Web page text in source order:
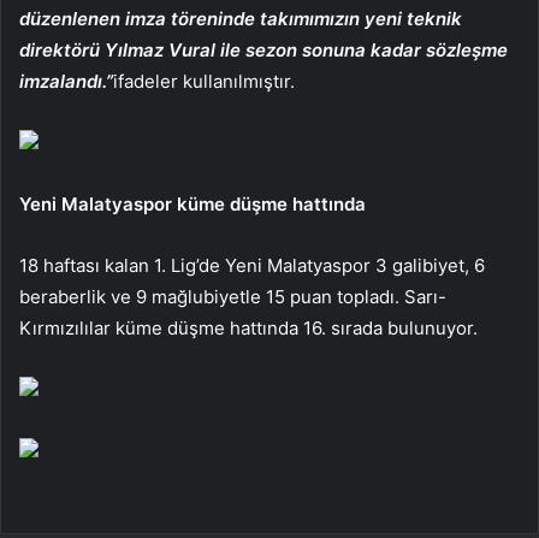
düzenlenen imza töreninde takımımızın yeni teknik
direktörü Yılmaz Vural ile sezon sonuna kadar sözleşme
imzalandı.”ifadeler kullanılmıştır.
Yeni Malatyaspor küme düşme hattında
18 haftası kalan 1. Lig’de Yeni Malatyaspor 3 galibiyet, 6
beraberlik ve 9 mağlubiyetle 15 puan topladı. Sarı-
Kırmızılılar küme düşme hattında 16. sırada bulunuyor.